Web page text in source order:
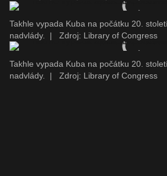
Takhle vypada Kuba na počátku 20.
nadvlády.
| Zdroj: Library of Congress
Takhle vypada Kuba na počátku 20.
nadvlády.
| Zdroj: Library of Congress